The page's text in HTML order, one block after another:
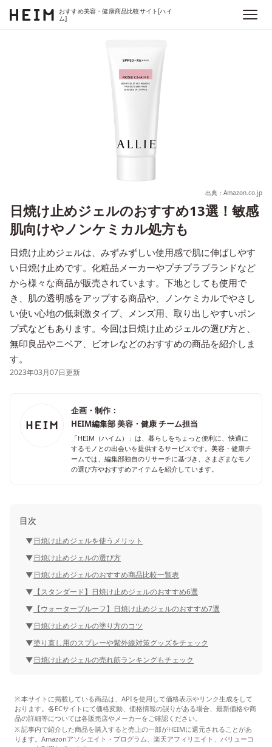
おすすめ美容・健康商品比較サイト[ハイ
ム]
出典：Amazon.co.jp
日焼け止めジェルのおすすめ13選！敏感
肌向けやノンケミカル処方も
日焼け止めジェルは、みずみずしい使用感で肌に伸ばしやす
い日焼け止めです。化粧品メーカーやプチプラブランドなど
から様々な商品が販売されています。下地としても使用で
き、肌の透明感をアップする商品や、ノンケミカルでやさし
い使い心地の低刺激タイプ、メンズ用、取り出しやすいポン
プ式などもあります。今回は日焼け止めジェルの選び方と、
無印良品やニベア、ビオレなどのおすすめの商品を紹介しま
す。
2023年03月07日更新
企画・制作：
HEIM編集部 美容・健康 チーム担当
「HEIM（ハイム）」は、暮らしをちょっと便利に、快適に
するモノとの出会いを提供するサービスです。美容・健康チ
ームでは、編集部独自のリサーチに基づき、さまざまなモノ
の選び方やおすすめアイテムを紹介しています。
目次
日焼け止めジェルを使うメリット
日焼け止めジェルの選び方
日焼け止めジェルのおすすめ商品比較一覧表
【スタンダード】日焼け止めジェルのおすすめ6選
【ウォータープルーフ】日焼け止めジェルのおすすめ7選
日焼け止めジェルの塗り方のコツ
塗り直し用のスプレーや紫外線対策グッズをチェック
日焼け止めジェルの売れ筋ランキングもチェック
本サイトに掲載している商品は、APIを使用して価格表示やリンク生成をして
おります。各ECサイトにて価格変動、価格情報の誤りがある場合、最新価格や商
品の詳細等については各販売店やメーカーをご確認ください。
記事内で紹介した商品を購入すると売上の一部がHEIMに還元されることがあ
ります。Amazonアソシエイト・プログラム、楽天アフィリエイト、バリューコ